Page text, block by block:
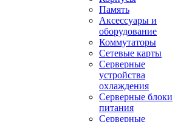
Память
Аксессуары и
оборудование
Коммутаторы
Сетевые карты
Серверные
устройства
охлаждения
Серверные блоки
питания
Серверные